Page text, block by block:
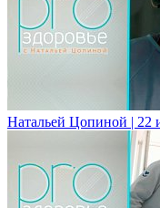
Натальей Цопиной | 22